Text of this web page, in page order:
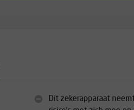
Dit zekerapparaat